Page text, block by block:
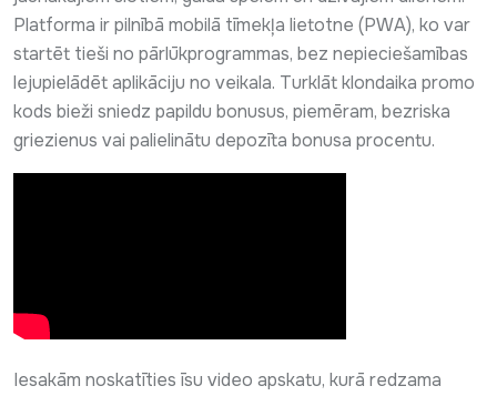
Platforma ir pilnībā mobilā tīmekļa lietotne (PWA), ko var
startēt tieši no pārlūkprogrammas, bez nepieciešamības
lejupielādēt aplikāciju no veikala. Turklāt klondaika promo
kods bieži sniedz papildu bonusus, piemēram, bezriska
griezienus vai palielinātu depozīta bonusa procentu.
Iesakām noskatīties īsu video apskatu, kurā redzama